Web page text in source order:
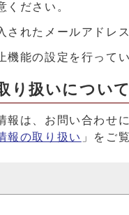
ください。
されたメールアドレ
機能の設定を行って
り扱いについて
報は、お問い合わせ
報の取り扱い 」をご